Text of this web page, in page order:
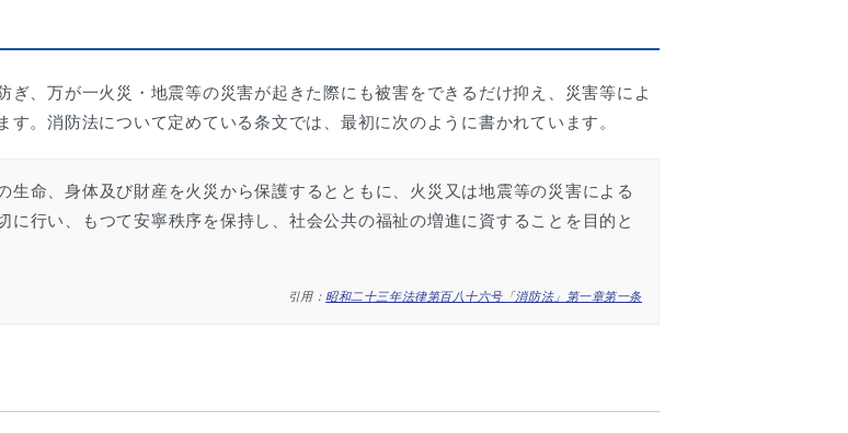
、万が一火災・地震等の災害が起きた際にも被害をできるだけ抑え、災害等によ
。消防法について定めている条文では、最初に次のように書かれています。
命、身体及び財産を火災から保護するとともに、火災又は地震等の災害による
行い、もつて安寧秩序を保持し、社会公共の福祉の増進に資することを目的と
引用： 昭和二十三年法律第百八十六号「消防法」第一章第一条